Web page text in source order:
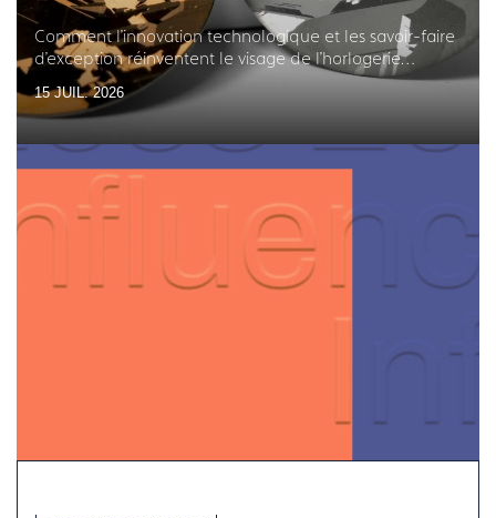
Comment l'innovation technologique et les savoir-faire
d'exception réinventent le visage de l'horlogerie
française
15 JUIL. 2026